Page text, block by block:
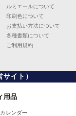
ルミエールについて
印刷色について
お支払い方法について
各種書類について
ご利用規約
イト）
用品
レンダー